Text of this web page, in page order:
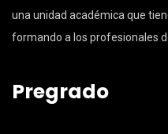
una unidad académica que
formando a los profesionales
Pregrado